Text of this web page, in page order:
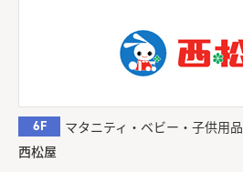
6F
マタニティ・ベビー・子供用品
西松屋